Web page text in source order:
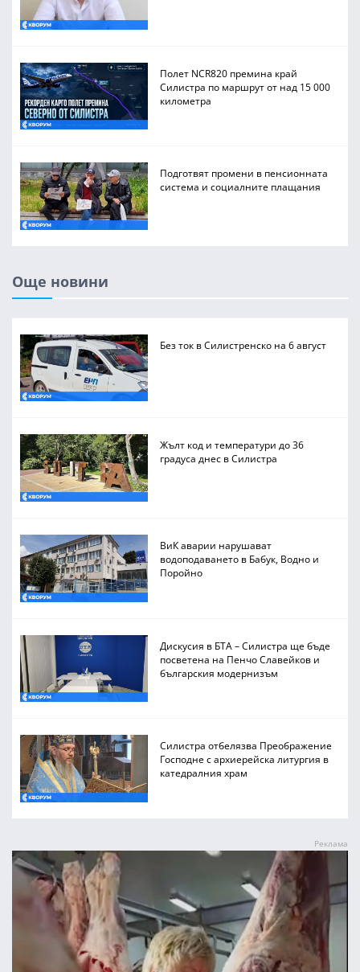
Полет NCR820 премина край
Силистра по маршрут от над 15 000
километра
Подготвят промени в пенсионната
система и социалните плащания
Още новини
Без ток в Силистренско на 6 август
Жълт код и температури до 36
градуса днес в Силистра
ВиК аварии нарушават
водоподаването в Бабук, Водно и
Поройно
Дискусия в БТА – Силистра ще бъде
посветена на Пенчо Славейков и
българския модернизъм
Силистра отбелязва Преображение
Господне с архиерейска литургия в
катедралния храм